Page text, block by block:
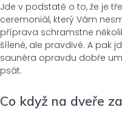
Jde v podstatě o to, že je
ceremoniál, který Vám
příprava schramstne
šílené, ale pravdivé. A pak
saunéra opravdu dobře
psát.
Co když na dveře